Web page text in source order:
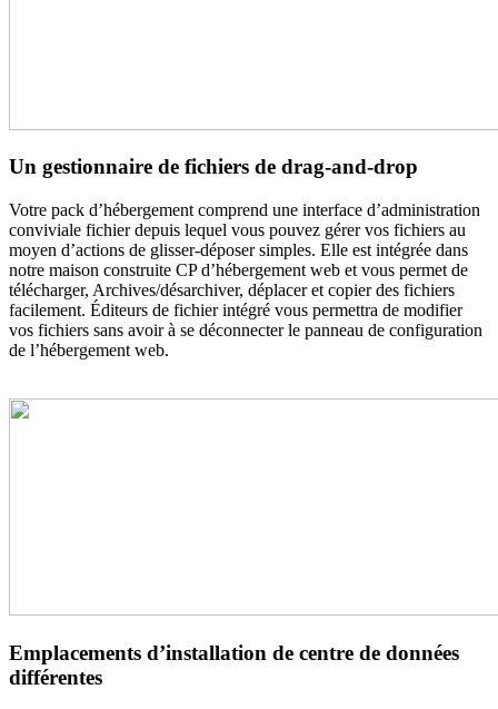
Un gestionnaire de fichiers de drag-and-drop
Votre pack d’hébergement comprend une interface d’administration
conviviale fichier depuis lequel vous pouvez gérer vos fichiers au
moyen d’actions de glisser-déposer simples. Elle est intégrée dans
notre maison construite CP d’hébergement web et vous permet de
télécharger, Archives/désarchiver, déplacer et copier des fichiers
facilement. Éditeurs de fichier intégré vous permettra de modifier
vos fichiers sans avoir à se déconnecter le panneau de configuration
de l’hébergement web.
Emplacements d’installation de centre de données
différentes